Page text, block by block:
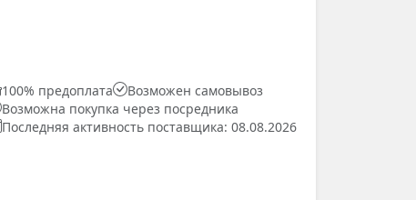
100% предоплата
Возможен самовывоз
Возможна покупка через посредника
Последняя активность поставщика: 08.08.2026